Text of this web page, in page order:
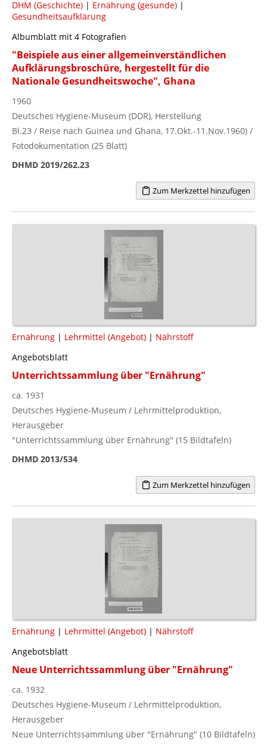
DHM (Geschichte) | Ernährung (gesunde) |
Gesundheitsaufklärung
Albumblatt mit 4 Fotografien
"Beispiele aus einer allgemeinverständlichen
Aufklärungsbroschüre, hergestellt für die
Nationale Gesundheitswoche", Ghana
1960
Deutsches Hygiene-Museum (DDR), Herstellung
Bl.23 / Reise nach Guinea und Ghana, 17.Okt.-11.Nov.1960) /
Fotodokumentation (25 Blatt)
DHMD 2019/262.23
Zum Merkzettel hinzufügen
Ernährung | Lehrmittel (Angebot) | Nährstoff
Angebotsblatt
Unterrichtssammlung über "Ernährung"
ca. 1931
Deutsches Hygiene-Museum / Lehrmittelproduktion,
Herausgeber
"Unterrichtssammlung über Ernährung" (15 Bildtafeln)
DHMD 2013/534
Zum Merkzettel hinzufügen
Ernährung | Lehrmittel (Angebot) | Nährstoff
Angebotsblatt
Neue Unterrichtssammlung über "Ernährung"
ca. 1932
Deutsches Hygiene-Museum / Lehrmittelproduktion,
Herausgeber
Neue Unterrichtssammlung über "Ernährung" (10 Bildtafeln)